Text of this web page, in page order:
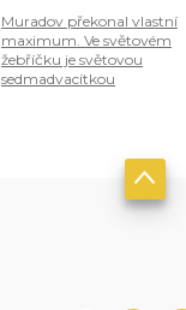
Muradov překonal vlastní
maximum. Ve světovém
žebříčku je světovou
sedmadvacítkou